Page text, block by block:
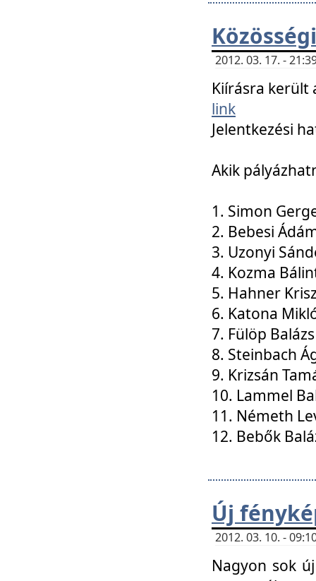
2012. 03. 17. -
Kiírásra került
link
Jelentkezési
Akik
1. Simon
2. Bebesi
3. Uzonyi
4. Kozma
5. Hahner
6. Katona
7. Fülöp Balázs
8. Steinbach
9. Krizsán
10. Lammel
11. Németh
12. Bebők
Új
2012. 03. 10. -
Nagyon sok